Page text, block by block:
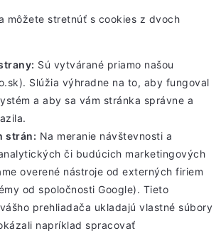
môžete stretnúť s cookies z dvoch
Sú vytvárané priamo našou
Slúžia výhradne na to, aby fungoval
a aby sa vám stránka správne a
strán: Na meranie návštevnosti a
či budúcich marketingových
overené nástroje od externých firiem
od spoločnosti Google). Tieto
prehliadača ukladajú vlastné súbory
napríklad spracovať